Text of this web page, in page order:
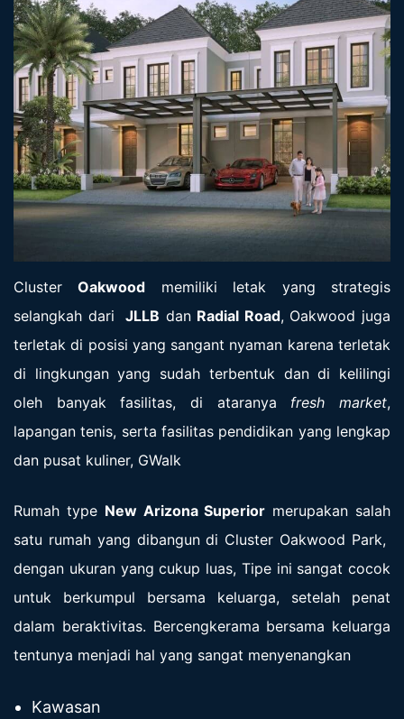
ClusterOakwood memiliki letak yang strategis
selangkah dari
JLLB dan Radial Road, Oakwood juga
terletak di posisi yang sangant nyaman karena terletak
di lingkunganyang sudah terbentuk dan di kelilingi
oleh banyak fasilitas, di ataranya
fresh market,
lapangan tenis, serta fasilitas pendidikan yang lengkap
dan pusat kuliner, GWalk
Rumah type New Arizona Superior merupakan salah
satu rumah yang dibangun di Cluster Oakwood Park,
dengan ukuran yang cukup luas, Tipe ini sangat cocok
untuk berkumpul bersama keluarga, setelah penat
dalam beraktivitas. Bercengkerama bersama keluarga
tentunya menjadi hal yang sangat menyenangkan
Kawasan